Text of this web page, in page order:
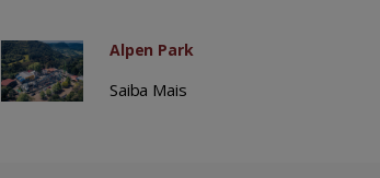
Alpen Park
Saiba Mais